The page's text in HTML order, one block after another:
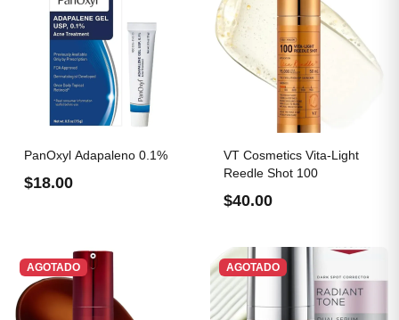
PanOxyl Adapaleno 0.1%
$18.00
VT Cosmetics Vita-Light
Reedle Shot 100
$40.00
AGOTADO AGOTADO